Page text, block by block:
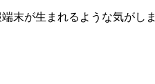
末が生まれるような気がし